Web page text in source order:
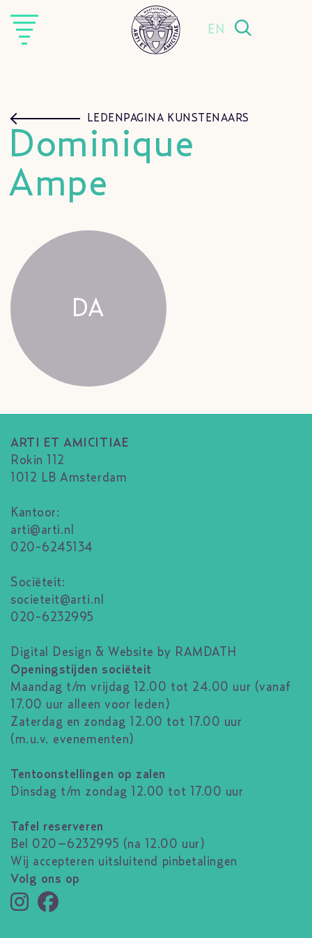
EN
LEDENPAGINA KUNSTENAARS
Dominique
Ampe
DA
ARTI ET AMICITIAE
Rokin 112
1012 LB Amsterdam
Kantoor:
arti@arti.nl
020-6245134
Sociëteit:
societeit@arti.nl
020-6232995
Digital Design & Website by RAMDATH
Openingstijden sociëteit
Maandag t/m vrijdag 12.00 tot 24.00 uur (vanaf
17.00 uur alleen voor leden)
Zaterdag en zondag 12.00 tot 17.00 uur
(m.u.v. evenementen)
Tentoonstellingen op zalen
Dinsdag t/m zondag 12.00 tot 17.00 uur
Tafel reserveren
Bel 020–6232995 (na 12.00 uur)
Wij accepteren uitsluitend pinbetalingen
Volg ons op